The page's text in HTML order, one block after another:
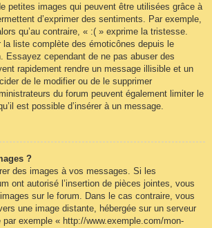
petites images qui peuvent être utilisées grâce à
d’exprimer des sentiments. Par exemple,
qu’au contraire, « :( » exprime la tristesse.
la liste complète des émoticônes depuis le
Essayez cependant de ne pas abuser des
rapidement rendre un message illisible et un
de le modifier ou de le supprimer
du forum peuvent également limiter le
est possible d’insérer à un message.
?
des images à vos messages. Si les
ont autorisé l’insertion de pièces jointes, vous
sur le forum. Dans le cas contraire, vous
une image distante, hébergée sur un serveur
exemple « http://www.exemple.com/mon-